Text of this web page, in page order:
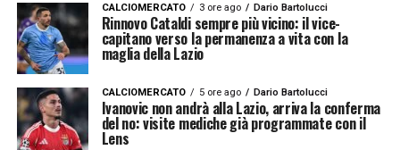
CALCIOMERCATO 3 ore ago Dario Bartolucci
Rinnovo Cataldi sempre più vicino: il vice-
capitano verso la permanenza a vita con la
maglia della Lazio
CALCIOMERCATO 5 ore ago Dario Bartolucci
Ivanovic non andrà alla Lazio, arriva la conferma
del no: visite mediche già programmate con il
Lens